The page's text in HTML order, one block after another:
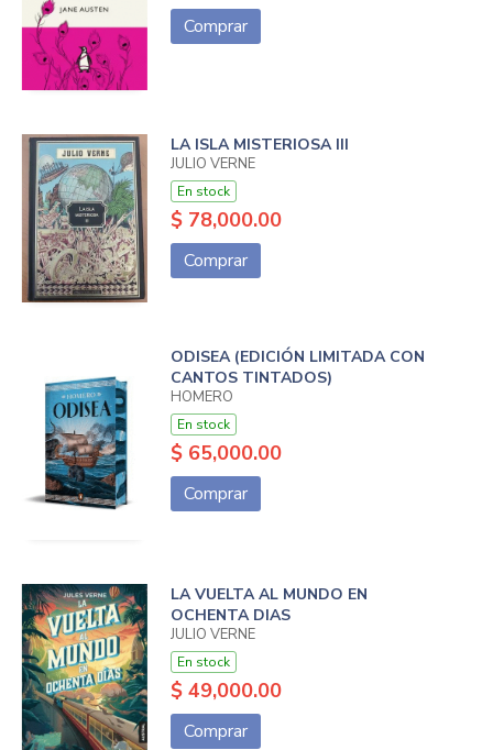
Comprar
LA ISLA MISTERIOSA III
JULIO VERNE
En stock
$ 78,000.00
Comprar
ODISEA (EDICIÓN LIMITADA CON
CANTOS TINTADOS)
HOMERO
En stock
$ 65,000.00
Comprar
LA VUELTA AL MUNDO EN
OCHENTA DIAS
JULIO VERNE
En stock
$ 49,000.00
Comprar